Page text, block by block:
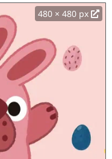
480 × 480 px